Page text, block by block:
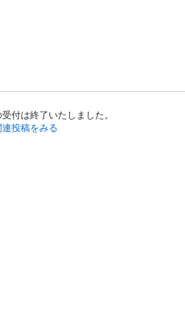
付は終了いたしました。
連投稿をみる